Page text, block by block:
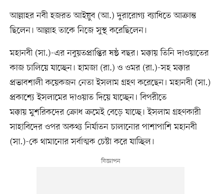
আল্লাহর নবী হজরত আইয়ুব (আ.) দুরারোগ্য ব্যাধিতে আক্রান্ত
ছিলেন। আল্লাহ তাকে নিজে সুস্থ করেছিলেন।
মহানবী (সা.)-এর নবুয়তপ্রাপ্তির ষষ্ঠ বছর। মক্কায় তিনি দাওয়াতের
কাজ চালিয়ে যাচ্ছেন। হামজা (রা.) ও ওমর (রা.)-সহ মক্কার
প্রভাবশালী কয়েকজন নেতা ইসলাম গ্রহণ করেছেন। মহানবী (সা.)
প্রকাশ্যে ইসলামের দাওয়াত দিয়ে যাচ্ছেন। বিপরীতে
মক্কায় মুশরিকদের ক্রোধ ক্রমেই বেড়ে যাচ্ছে। ইসলাম গ্রহণকারী
সাহাবিদের ওপর অকথ্য নির্যাতন চালানোর পাশাপাশি মহানবী
(সা.)-কে থামানোর সর্বাত্মক চেষ্টা করে যাচ্ছিল।